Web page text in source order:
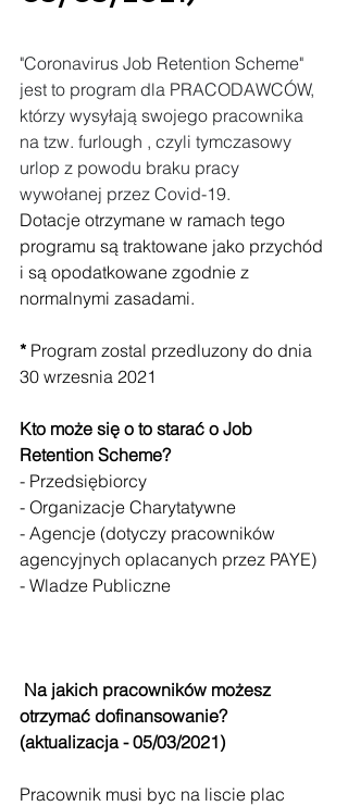
"Coronavirus Job Retention Scheme"
jest to program dla PRACODAWCÓW,
którzy wysyłają swojego pracownika
na tzw. furlough , czyli tymczasowy
urlop z powodu braku pracy
wywołanej przez Covid-19.
Dotacje otrzymane w ramach tego
programu są traktowane jako przychód
i są opodatkowane zgodnie z
normalnymi zasadami.
* Program zostal przedluzony do dnia
30 wrzesnia 2021
Kto może się o to starać o Job
Retention Scheme?
- Przedsiębiorcy
- Organizacje Charytatywne
- Agencje (dotyczy pracowników
agencyjnych oplacanych przez PAYE)
- Wladze Publiczne
Na jakich pracowników możesz
otrzymać dofinansowanie?
(aktualizacja - 05/03/2021)
Pracownik musi byc na liscie plac